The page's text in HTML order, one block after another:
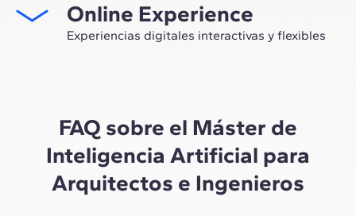
construcción.
Máster, te acompañamos para tener una visión crítica y
360º de tu futuro como experto en el sector.
Online Experience
Experiencias digitales interactivas y flexibles
ritmo híbrido de los profesionales actuales.
FAQ sobre el Máster de
Inteligencia Artificial para
Arquitectos e Ingenieros